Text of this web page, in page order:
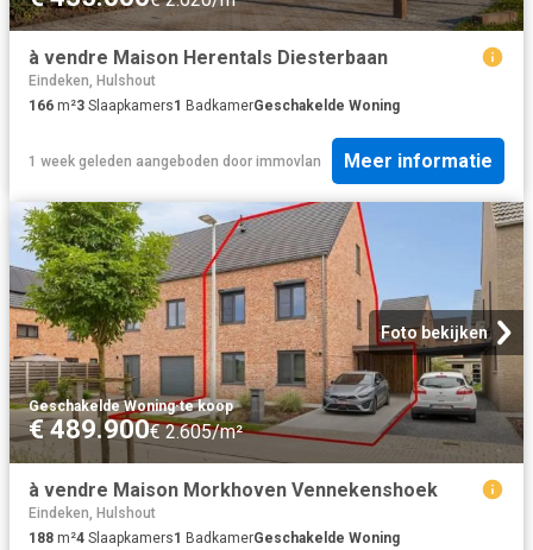
à vendre Maison Herentals Diesterbaan
Eindeken, Hulshout
166 m²3 Slaapkamers1 BadkamerGeschakelde Woning
1 week geleden aangeboden door immovlan Meer informatie
Foto bekijken
Geschakelde Woning·te koop
€ 489.900€ 2.605/m²
à vendre Maison Morkhoven Vennekenshoek
Eindeken, Hulshout
188 m²4 Slaapkamers1 BadkamerGeschakelde Woning